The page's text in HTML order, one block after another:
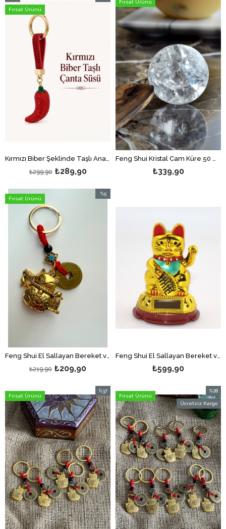
Kırmızı Biber Şeklinde Taşlı Anahtarlık / İtalyan Şans Biberi Çanta Süsü Charm
₺289,90
₺299,90
Ürün
Fırsat Ürünü
Feng Shui Kristal Cam Küre 50 mm
₺339,90
Fırsat Ürünü
₺209,90
₺219,90
%5
Fırsat Ürünü
₺599,90
%37
İndirim
%37İndirim
Fırsat Ürünü
%28
İndirim
Ücretsiz Kargo
Fırsat Ürünü